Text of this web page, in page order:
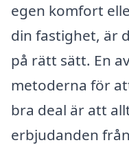
egen komfort
din fastighet, är
på rätt sätt. En
metoderna för
bra deal är att
erbjudanden